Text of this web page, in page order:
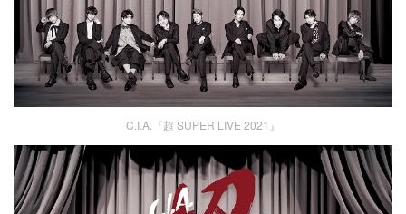
C.I.A.『超 SUPER LIVE 2021』